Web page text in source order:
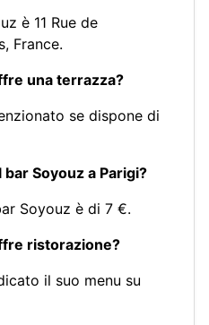
è 11 Rue de
France.
una terrazza?
se dispone di
Soyouz a Parigi?
Soyouz è di 7 €.
ristorazione?
il suo menu su